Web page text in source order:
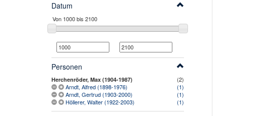
Datum
Personen
Herchenröder, Max (1904-1987)
(2)
Arndt, Alfred (1898-1976)
(1)
Arndt, Gertrud (1903-2000)
(1)
Höllerer, Walter (1922-2003)
(1)